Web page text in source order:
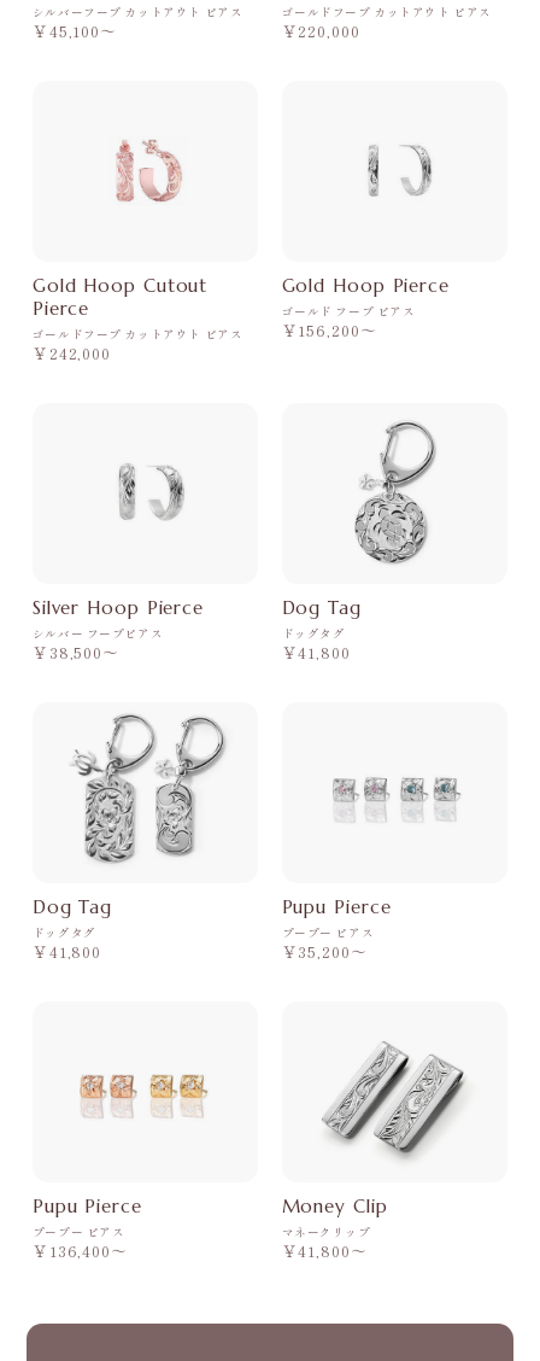
シルバーフープ カットアウト ピアス
￥45,100〜
ゴールドフープ カットアウト ピアス
￥220,000
Gold Hoop Cutout
Pierce
ゴールドフープ カットアウト ピアス
￥242,000
Gold Hoop Pierce
ゴールド フープ ピアス
￥156,200〜
Silver Hoop Pierce
シルバー フープピアス
￥38,500〜
Dog Tag
ドッグタグ
￥41,800
Dog Tag
ドッグタグ
￥41,800
Pupu Pierce
プープー ピアス
￥35,200〜
Pupu Pierce
プープー ピアス
￥136,400〜
Money Clip
マネークリップ
￥41,800〜